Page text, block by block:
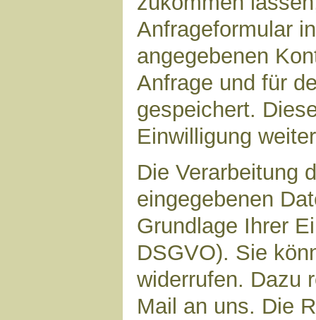
Anfrageformular
angegebenen
Anfrage und für
gespeichert.
Einwilligung
Die Verarbeitung
eingegebenen
Grundlage Ihrer
DSGVO). Sie
widerrufen. Dazu
Mail an uns. Die